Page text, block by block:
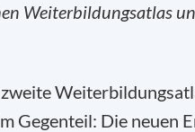
Weiterbildungsatlas
Gegenteil: Die neuen